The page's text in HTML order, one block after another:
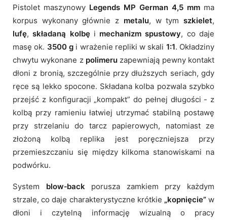
Pistolet maszynowy Legends MP German 4,5 mm ma
korpus wykonany głównie z metalu, w tymszkielet,
lufę,składaną kolbęi mechanizm spustowy, co daje
masę ok. 3500 gi wrażenie repliki w skali 1:1. Okładziny
chwytu wykonane z polimeru zapewniają pewny kontakt
dłoni z bronią, szczególnie przy dłuższych seriach, gdy
ręce są lekko spocone. Składana kolba pozwala szybko
przejść z konfiguracji „kompakt” do pełnej długości - z
kolbą przy ramieniu łatwiej utrzymać stabilną postawę
przy strzelaniu do tarcz papierowych, natomiast ze
złożoną kolbą replika jest poręczniejsza przy
przemieszczaniu się między kilkoma stanowiskami na
podwórku.
System blow‑backporusza zamkiem przy każdym
strzale, co daje charakterystyczne krótkie „kopnięcie”w
dłoni i czytelną informację wizualną o pracy